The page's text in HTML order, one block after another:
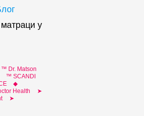
у
™ Dr. Matson
™ SCANDI
◆
Health
➤
➤